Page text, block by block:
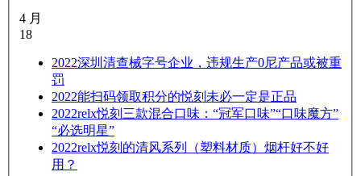
4 月
18
2022深圳清查械字号企业，违规生产0尼产品或被重
罚
2022能扫码领取积分的悦刻未必一定是正品
2022relx悦刻三款混合口味：“冠军口味”“口味魔方”
“必选明星”
2022relx悦刻的清风系列（塑料材质）烟杆好不好
用？